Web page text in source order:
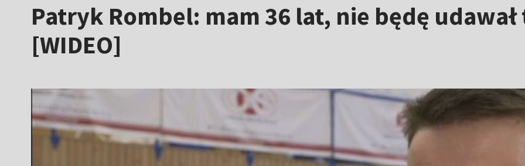
Patryk Rombel: mam 36 lat, nie będę
[WIDEO]